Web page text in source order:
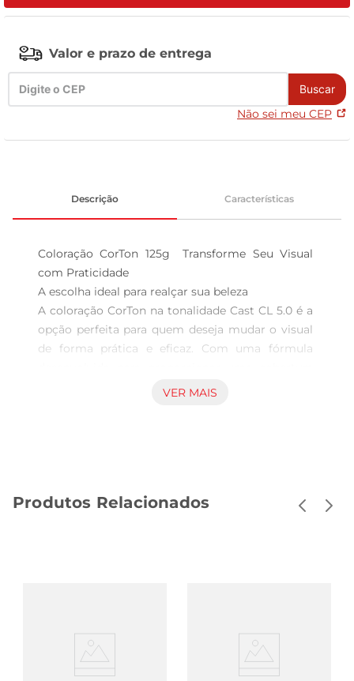
Valor e prazo de entrega
Buscar
Não sei meu CEP
Descrição Características
Coloração CorTon 125g  Transforme Seu Visual
com Praticidade
A escolha ideal para realçar sua beleza
A coloração CorTon na tonalidade Cast CL 5.0 é a
opção perfeita para quem deseja mudar o visual
de forma prática e eficaz. Com uma fórmula
uniforme dos fios, este produto é ideal para quem
A coloração CorTon não é apenas sobre cor
VER MAIS
Produtos Relacionados